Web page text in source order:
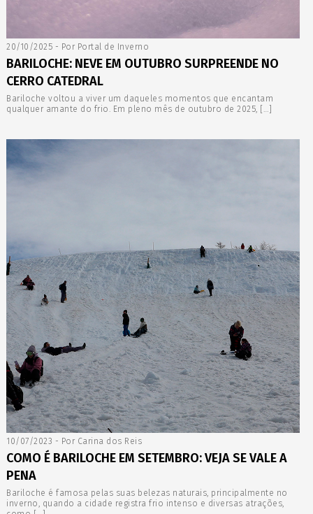
20/10/2025 - Por Portal de Inverno
BARILOCHE: NEVE EM OUTUBRO SURPREENDE NO
CERRO CATEDRAL
Bariloche voltou a viver um daqueles momentos que encantam
qualquer amante do frio. Em pleno mês de outubro de 2025, […]
10/07/2023 - Por Carina dos Reis
COMO É BARILOCHE EM SETEMBRO: VEJA SE VALE A
PENA
Bariloche é famosa pelas suas belezas naturais, principalmente no
inverno, quando a cidade registra frio intenso e diversas atrações,